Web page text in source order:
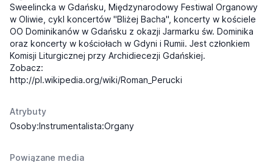
Sweelincka w Gdańsku, Międzynarodowy Festiwal Organowy
w Oliwie, cykl koncertów "Bliżej Bacha", koncerty w kościele
OO Dominikanów w Gdańsku z okazji Jarmarku św. Dominika
oraz koncerty w kościołach w Gdyni i Rumii. Jest członkiem
Komisji Liturgicznej przy Archidiecezji Gdańskiej.
Zobacz:
http://pl.wikipedia.org/wiki/Roman_Perucki
Atrybuty
Osoby:Instrumentalista:Organy
Powiązane media